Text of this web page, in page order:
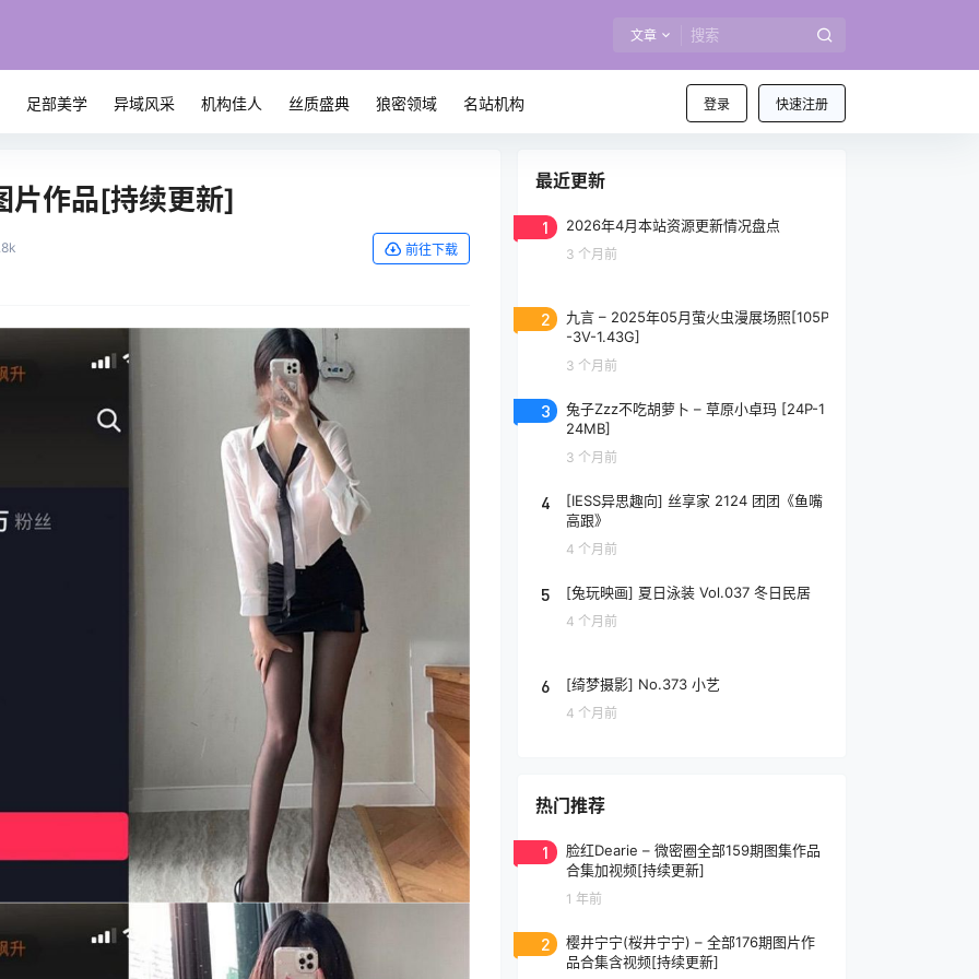
文章
登录 快速注册
足部美学 异域风采 机构佳人 丝质盛典 狼密领域 名站机构
片作品[持续更新]
前往下载
最近更新
1 2026年4月本站资源更新情况盘点
3 个月前
2
九言 – 2025年05月萤火虫漫展场照[105P
-3V-1.43G]
3 个月前
3
兔子Zzz不吃胡萝卜 – 草原小卓玛 [24P-1
24MB]
3 个月前
4
[IESS异思趣向] 丝享家 2124 团团《鱼嘴
高跟》
4 个月前
5 [兔玩映画] 夏日泳装 Vol.037 冬日民居
4 个月前
6 [绮梦摄影] No.373 小艺
4 个月前
热门推荐
1
脸红Dearie – 微密圈全部159期图集作品
合集加视频[持续更新]
1 年前
2
樱井宁宁(桜井宁宁) – 全部176期图片作
品合集含视频[持续更新]